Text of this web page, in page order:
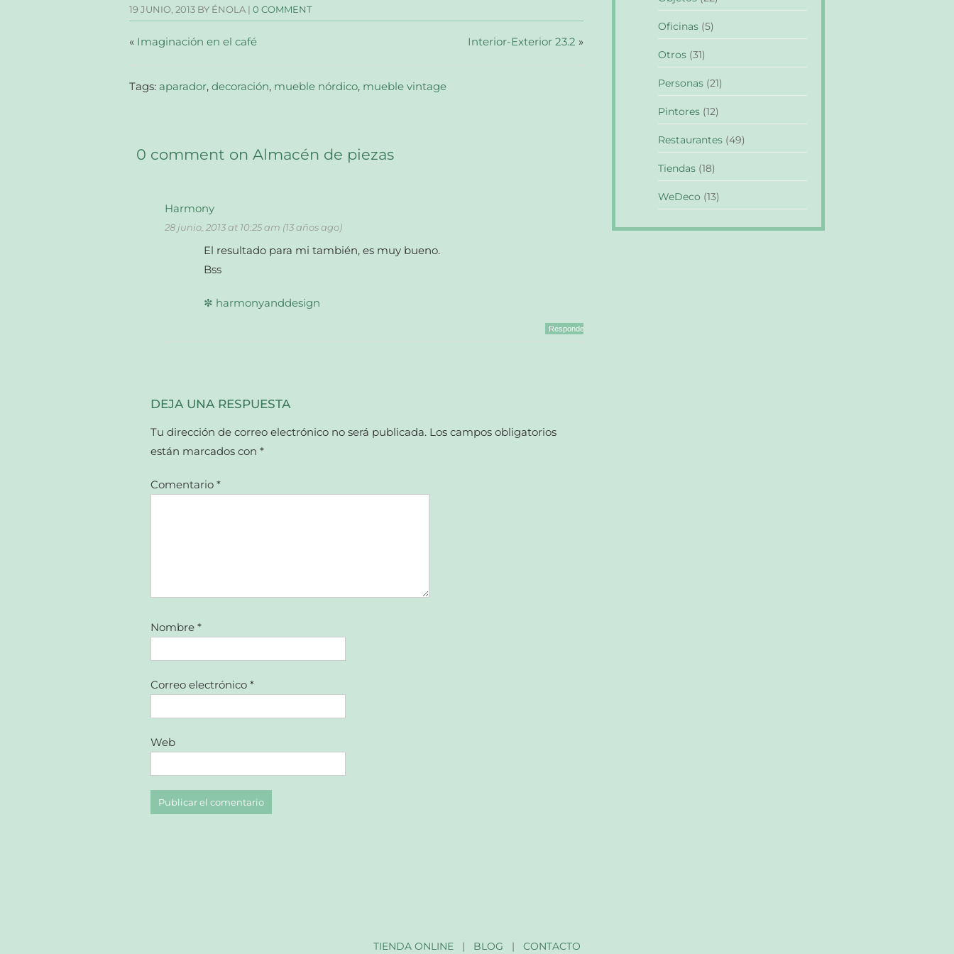
una
ventana
nueva)
una
ventana
nueva)
una
ventana
nueva)
a
un
amigo
abre
en
19 JUNIO, 2013 BY ÉNOLA | 0 COMMENT
« Imaginación en el café Interior-Exterior 23.2 »
Tags: aparador, decoración, mueble nórdico, mueble vintage
0 comment on Almacén de piezas
Harmony
28 junio, 2013 at 10:25 am (13 años ago)
El resultado para mi también, es muy bueno.
Bss
✼ harmonyanddesign
Responder
DEJA UNA RESPUESTA
Tu dirección de correo electrónico no será publicada. Los campos obligatorios
están marcados con *
Comentario *
Nombre *
Correo electrónico *
Web
Oficinas (5)
Otros (31)
Personas (21)
Pintores (12)
Restaurantes (49)
Tiendas (18)
WeDeco (13)
TIENDA ONLINE | BLOG | CONTACTO